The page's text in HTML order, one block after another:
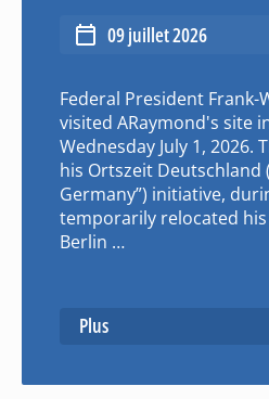
09 juillet 2026
Federal President
visited ARaymond's site
Wednesday July 1, 2026.
his Ortszeit Deutschland
Germany”) initiative,
temporarily relocated
Berlin …
Plus